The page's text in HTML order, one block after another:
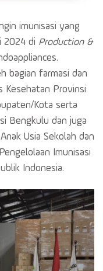
imunisasi yang
2024 di Production &
bagian farmasi dan
Kesehatan Provinsi
Kota serta
Bengkulu dan juga
Usia Sekolah dan
Imunisasi
Indonesia.